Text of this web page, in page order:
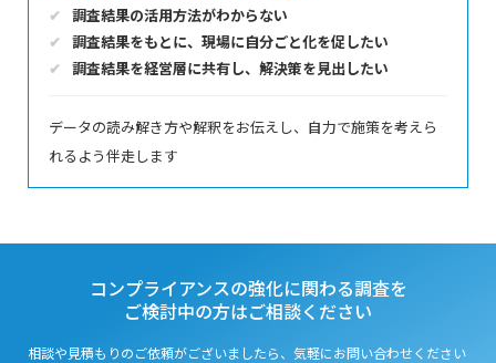
調査結果の活用方法がわからない
調査結果をもとに、現場に自分ごと化を促したい
調査結果を経営層に共有し、解決策を見出したい
データの読み解き方や解釈をお伝えし、自力で施策を考えら
れるよう伴走します
コンプライアンスの強化に関わる調査を
ご検討中の方はご相談ください
相談や見積もりのご依頼がございましたら、気軽にお問い合わせください